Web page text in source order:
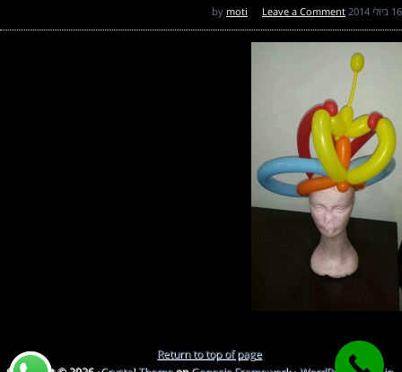
16 ביולי 2014 moti Leave a Comment
Return to top of page